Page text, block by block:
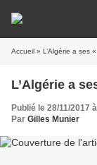
Accueil » L’Algérie a ses
L’Algérie a
Publié le 28/11/2017
Par Gilles Munier